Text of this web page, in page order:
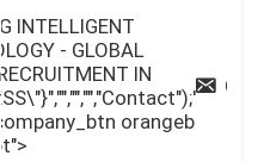
INTELLIGENT
- GLOBAL
IN
orangeb